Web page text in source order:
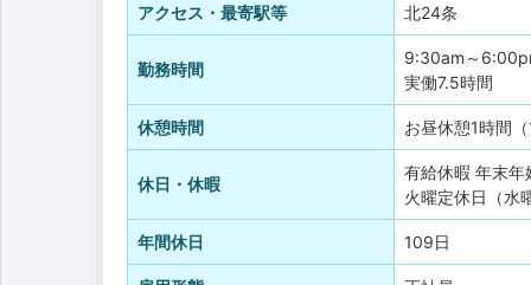
アクセス・最寄駅等 北24条
勤務時間
9:30am～
実働7.5時間
休憩時間 お昼休憩1時間
休日・休暇
有給休暇 年末年
火曜定休日（水
年間休日 109日